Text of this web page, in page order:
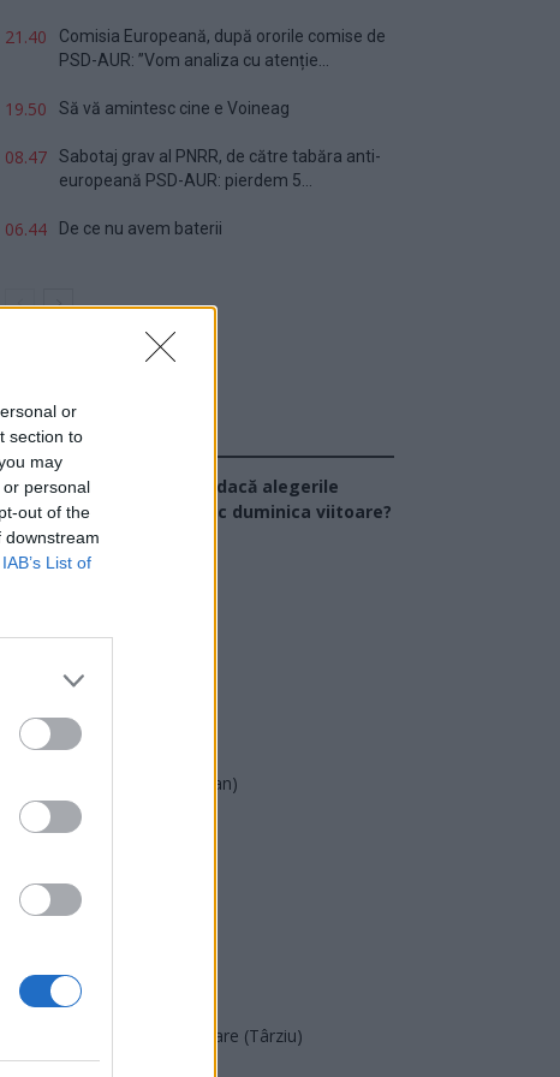
or
section to
may
personal
out of the
downstream
IAB’s List of
21.40
Comisia Europeană, după ororile comise de
PSD-AUR: ”Vom analiza cu atenție...
19.50 Să vă amintesc cine e Voineag
08.47
Sabotaj grav al PNRR, de către tabăra anti-
europeană PSD-AUR: pierdem 5...
06.44 De ce nu avem baterii
Sondaj
Ce partid ați vota dacă alegerile
parlamentare ar avea loc duminica viitoare?
USR
PSD
AUR
PMP (Tomac)
Forța Dreptei (L. Orban)
PNȚMM
SENS
PACE (Peia)
Acțiunea Conservatoare (Târziu)